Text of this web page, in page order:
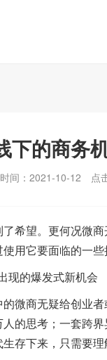
下的商务
间：2021-10-12 点
望。更何况微商
用它要面临的一些
的爆发式新机会
商无疑给创业者
的思考；一套跨
存下来，只需要